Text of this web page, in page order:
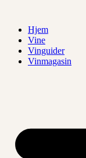
indholdHjem
Vine
Vinguider
Vinmagasin